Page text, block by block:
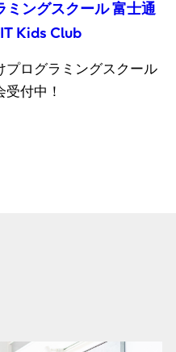
ミングスクール 富士通
Kids Club
プログラミングスクール
付中！